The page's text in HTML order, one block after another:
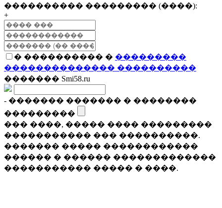
���������� ��������� (����):
+
� ���������� � ���������
�������������� ����������
������� Smi58.ru
- ������� ������� � ��������
���������
��� ����, ����� ���� ���������
����������� ��� ����������.
������� ����� ������������
������ � ������ �������������
����������� ����� � ����.